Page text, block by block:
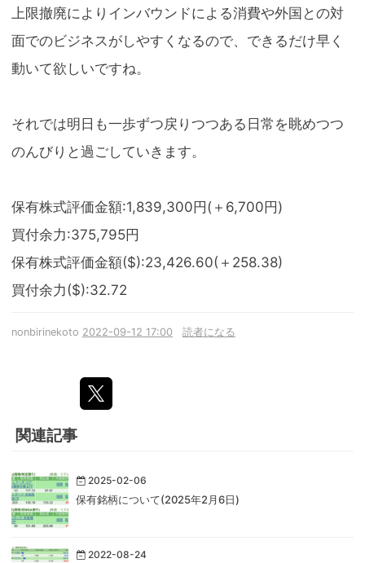
上限撤廃によりインバウンドによる消費や外国との対
面でのビジネスがしやすくなるので、できるだけ早く
動いて欲しいですね。
それでは明日も一歩ずつ戻りつつある日常を眺めつつ
のんびりと過ごしていきます。
保有株式評価金額:1,839,300円(＋6,700円)
買付余力:375,795円
保有株式評価金額($):23,426.60(＋258.38)
買付余力($):32.72
nonbirinekoto 2022-09-12 17:00 読者になる
関連記事
2025-02-06
保有銘柄について(2025年2月6日)
2022-08-24